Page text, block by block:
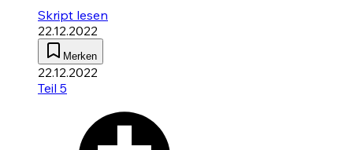
Skript lesen
22.12.2022
Merken
22.12.2022
Teil 5